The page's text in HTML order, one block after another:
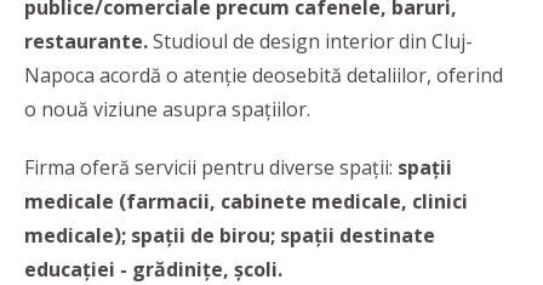
publice/comerciale precum cafenele, baruri,
restaurante.Studioul de design interior din Cluj-
Napoca acordă o atenție deosebită detaliilor, oferind
o nouă viziune asupra spațiilor.
Firma oferă servicii pentru diverse spații: spații
medicale (farmacii, cabinete medicale, clinici
medicale); spații de birou; spații destinate
educației - grădinițe, școli.